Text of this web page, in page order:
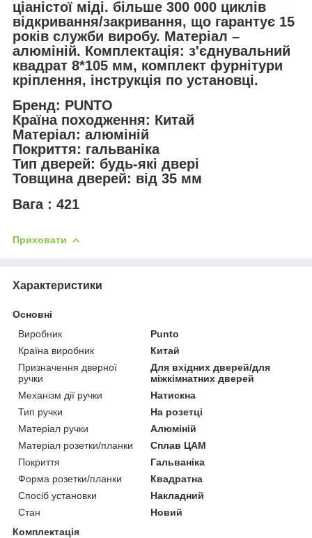
ціаністої міді. більше 300 000 циклів
відкривання/закривання, що гарантує 15
років служби виробу. Матеріал –
алюміній. Комплектація: з'єднувальний
квадрат 8*105 мм, комплект фурнітури
кріплення, інструкція по установці.
Бренд: PUNTO
Країна походження: Китай
Матеріал: алюміній
Покриття: гальваніка
Тип дверей: будь-які двері
Товщина дверей: від 35 мм
Вага : 421
Приховати
Характеристики
Основні
Виробник
Punto
Країна виробник
Китай
Призначення дверної
ручки
Для вхідних дверей/для
міжкімнатних дверей
Механізм дії ручки
Натискна
Тип ручки
На розетці
Матеріал ручки
Алюміній
Матеріал розетки/планки
Сплав ЦАМ
Покриття
Гальваніка
Форма розетки/планки
Квадратна
Спосіб установки
Накладний
Стан
Новий
Комплектація